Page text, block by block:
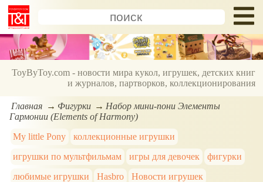
ToyByToy.com - новости мира кукол, игрушек, детских книг
и журналов, партворков, коллекционирования
Главная Фигурки
Набор мини-пони Элементы
Гармонии (Elements of Harmony)
My little Pony
коллекционные игрушки
игрушки по мультфильмам
игры для девочек
фигурки
любимые игрушки
Hasbro Новости игрушек